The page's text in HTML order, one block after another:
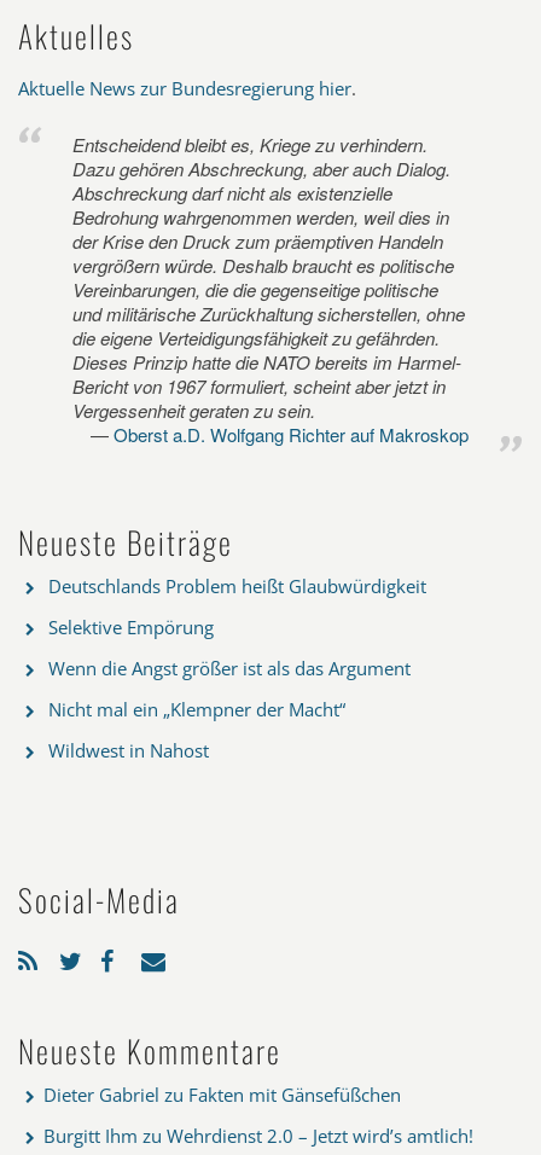
Aktuelles
Aktuelle News zur Bundesregierung hier.
Entscheidend bleibt es, Kriege zu verhindern.
Dazu gehören Abschreckung, aber auch Dialog.
Abschreckung darf nicht als existenzielle
Bedrohung wahrgenommen werden, weil dies in
der Krise den Druck zum präemptiven Handeln
vergrößern würde. Deshalb braucht es politische
Vereinbarungen, die die gegenseitige politische
und militärische Zurückhaltung sicherstellen, ohne
die eigene Verteidigungsfähigkeit zu gefährden.
Dieses Prinzip hatte die NATO bereits im Harmel-
Bericht von 1967 formuliert, scheint aber jetzt in
Vergessenheit geraten zu sein.
Oberst a.D. Wolfgang Richter auf Makroskop
Neueste Beiträge
Deutschlands Problem heißt Glaubwürdigkeit
Selektive Empörung
Wenn die Angst größer ist als das Argument
Nicht mal ein „Klempner der Macht“
Wildwest in Nahost
Social-Media
Neueste Kommentare
Dieter Gabriel zu Fakten mit Gänsefüßchen
Burgitt Ihm zu Wehrdienst 2.0 – Jetzt wird’s amtlich!